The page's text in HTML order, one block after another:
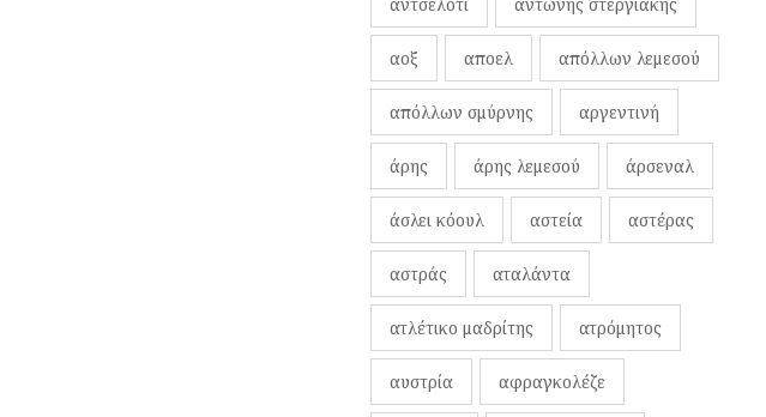
αοξ αποελ απόλλων λεμεσού
απόλλων σμύρνης αργεντινή
άρης άρης λεμεσού άρσεναλ
άσλει κόουλ αστεία αστέρας
αστράς αταλάντα
ατλέτικο μαδρίτης ατρόμητος
αυστρία αφραγκολέζε